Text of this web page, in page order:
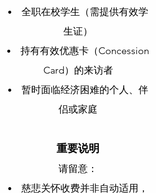
全职在校学生（需提供有效学
生证）
持有有效优惠卡（Concession
Card）的来访者
暂时面临经济困难的个人、伴
侣或家庭
重要说明
请留意：
慈悲关怀收费并非自动适用，